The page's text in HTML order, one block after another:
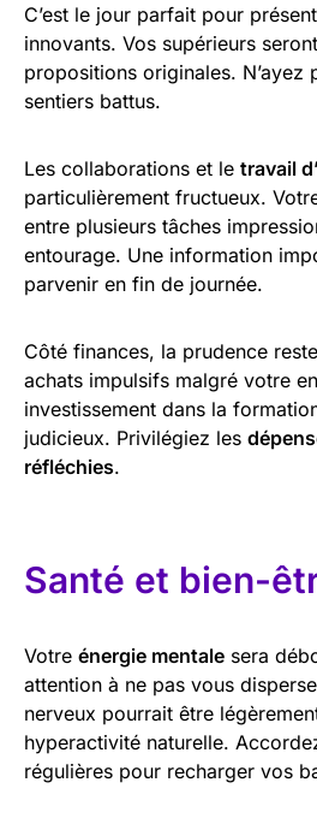
C’est le jour parfait pour
innovants. Vos supérieurs
propositions originales. N’ayez
sentiers battus.
Les collaborations et le travail
particulièrement fructueux.
entre plusieurs tâches
entourage. Une information
parvenir en fin de journée.
Côté finances, la prudence
achats impulsifs malgré votre
investissement dans la
judicieux. Privilégiez les
réfléchies.
Santé et bien-
Votre énergie mentale sera
attention à ne pas vous
nerveux pourrait être
hyperactivité naturelle.
régulières pour recharger vos